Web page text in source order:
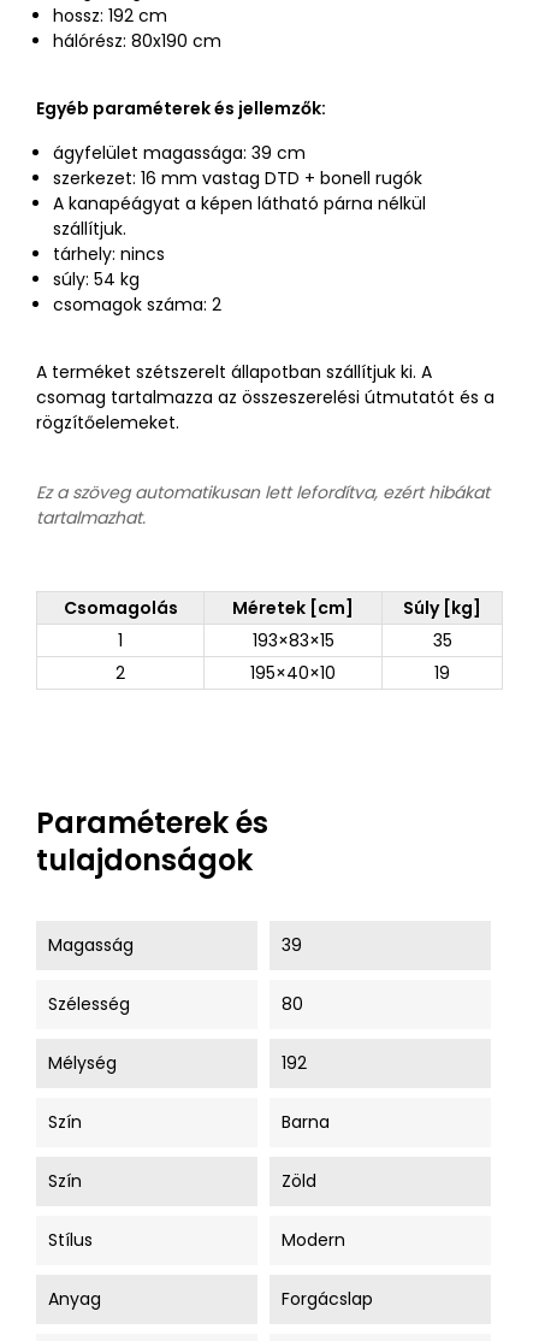
hossz: 192 cm
hálórész: 80x190 cm
Egyéb paraméterek és jellemzők:
ágyfelület magassága: 39 cm
szerkezet: 16 mm vastag DTD + bonell rugók
A kanapéágyat a képen látható párna nélkül
szállítjuk.
tárhely: nincs
súly: 54 kg
csomagok száma: 2
A terméket szétszerelt állapotban szállítjuk ki. A
csomag tartalmazza az összeszerelési útmutatót és a
rögzítőelemeket.
Ez a szöveg automatikusan lett lefordítva, ezért hibákat
tartalmazhat.
Csomagolás Méretek [cm]
Súly [kg]
1
193×83×15
35
2
195×40×10 19
Paraméterek és
tulajdonságok
Magasság 39
Szélesség 80
Mélység 192
Szín Barna
Szín Zöld
Stílus Modern
Anyag Forgácslap